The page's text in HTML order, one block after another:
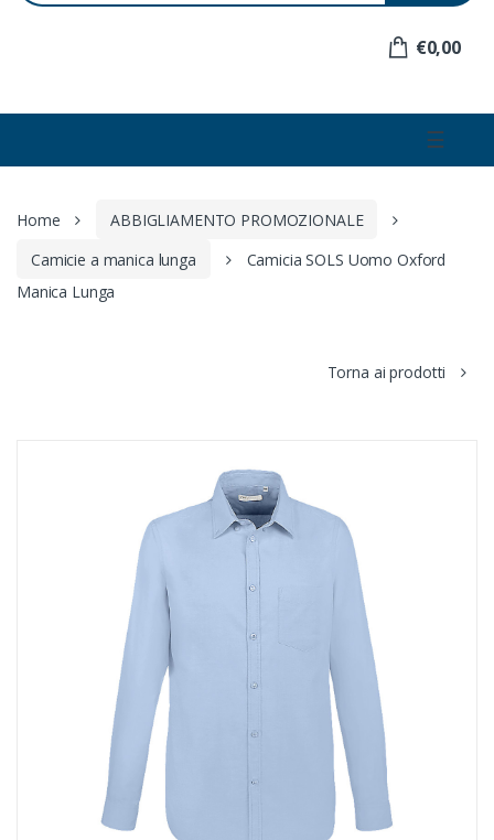
€0,00
☰
Home
ABBIGLIAMENTO PROMOZIONALE
Camicie a manica lunga
Camicia SOLS Uomo Oxford
Manica Lunga
Torna ai prodotti